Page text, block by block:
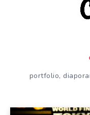
portfolio,